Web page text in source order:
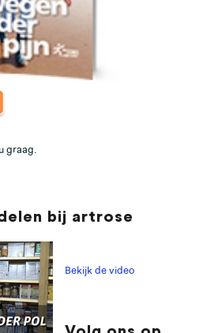
graag.
bij artrose
Bekijk de video